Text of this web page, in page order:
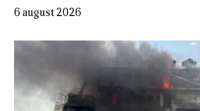
6 august 2026